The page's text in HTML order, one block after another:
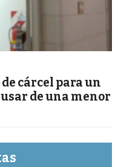
cárcel para un
de una menor